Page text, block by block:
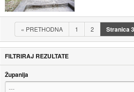
« PRETHODNA 1 2 Stranica3
FILTRIRAJ REZULTATE
Županija
---